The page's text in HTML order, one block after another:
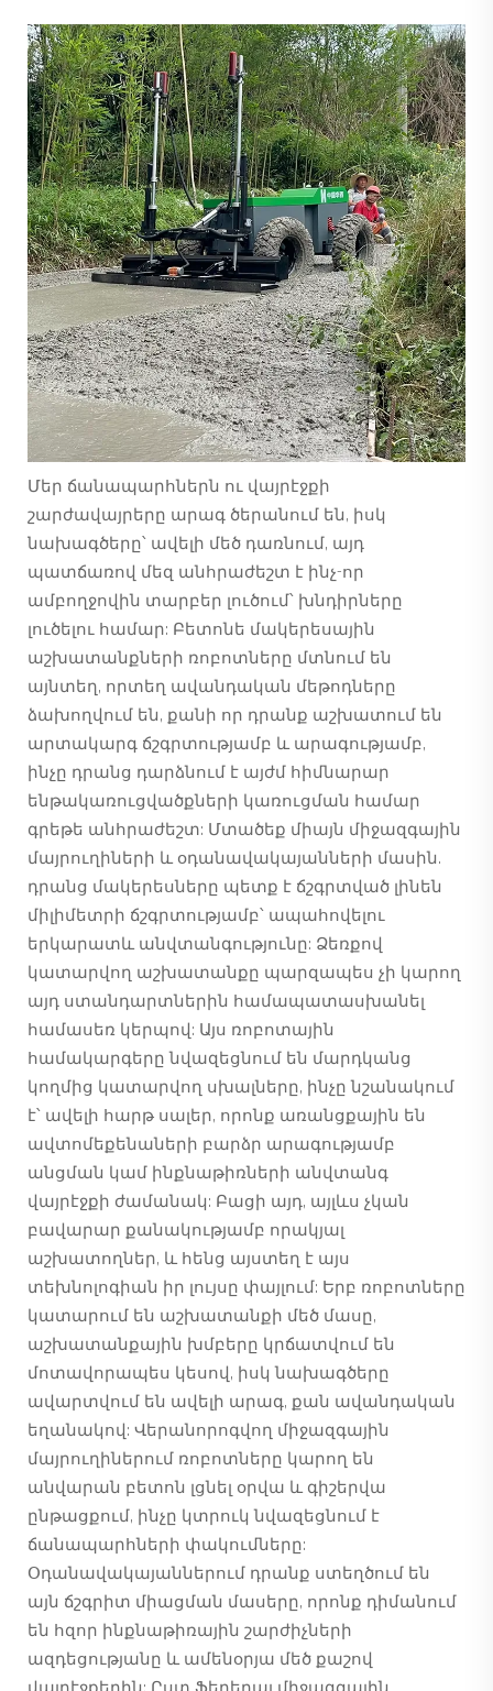
Մեր ճանապարհներն ու վայրէջքի
շարժավայրերը արագ ծերանում են, իսկ
նախագծերը՝ ավելի մեծ դառնում, այդ
պատճառով մեզ անհրաժեշտ է ինչ-որ
ամբողջովին տարբեր լուծում՝ խնդիրները
լուծելու համար: Բետոնե մակերեսային
աշխատանքների ռոբոտները մտնում են
այնտեղ, որտեղ ավանդական մեթոդները
ձախողվում են, քանի որ դրանք աշխատում են
արտակարգ ճշգրտությամբ և արագությամբ,
ինչը դրանց դարձնում է այժմ հիմնարար
ենթակառուցվածքների կառուցման համար
գրեթե անհրաժեշտ: Մտածեք միայն միջազգային
մայրուղիների և օդանավակայանների մասին.
դրանց մակերեսները պետք է ճշգրտված լինեն
միլիմետրի ճշգրտությամբ՝ ապահովելու
երկարատև անվտանգությունը: Ձեռքով
կատարվող աշխատանքը պարզապես չի կարող
այդ ստանդարտներին համապատասխանել
համասեռ կերպով: Այս ռոբոտային
համակարգերը նվազեցնում են մարդկանց
կողմից կատարվող սխալները, ինչը նշանակում
է՝ ավելի հարթ սալեր, որոնք առանցքային են
ավտոմեքենաների բարձր արագությամբ
անցման կամ ինքնաթիռների անվտանգ
վայրէջքի ժամանակ: Բացի այդ, այլևս չկան
բավարար քանակությամբ որակյալ
աշխատողներ, և հենց այստեղ է այս
տեխնոլոգիան իր լույսը փայլում: Երբ ռոբոտները
կատարում են աշխատանքի մեծ մասը,
աշխատանքային խմբերը կրճատվում են
մոտավորապես կեսով, իսկ նախագծերը
ավարտվում են ավելի արագ, քան ավանդական
եղանակով: Վերանորոգվող միջազգային
մայրուղիներում ռոբոտները կարող են
անվարան բետոն լցնել օրվա և գիշերվա
ընթացքում, ինչը կտրուկ նվազեցնում է
ճանապարհների փակումները:
Օդանավակայաններում դրանք ստեղծում են
այն ճշգրիտ միացման մասերը, որոնք դիմանում
են հզոր ինքնաթիռային շարժիչների
ազդեցությանը և ամենօրյա մեծ քաշով